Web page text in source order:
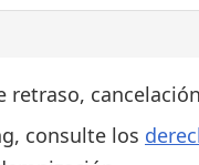
consulte los